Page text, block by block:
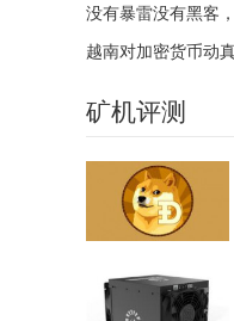
越南对加密货币动
矿机评测